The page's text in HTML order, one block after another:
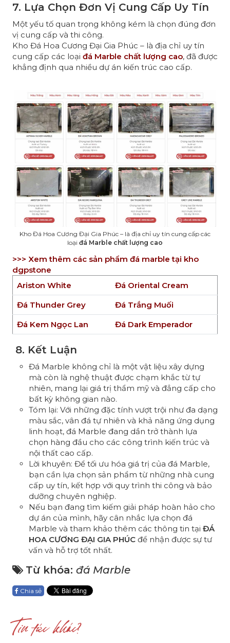
7. Lựa Chọn Đơn Vị Cung Cấp Uy Tín
Một yếu tố quan trọng không kém là chọn đúng đơn
vị cung cấp và thi công.
Kho Đá Hoa Cương Đại Gia Phúc – là địa chỉ uy tín
cung cấp các loại đá Marble chất lượng cao, đã được
khẳng định qua nhiều dự án kiến trúc cao cấp.
Kho Đá Hoa Cương Đại Gia Phúc – là địa chỉ uy tín cung cấp các
loại đá Marble chất lượng cao
>>> Xem thêm các sản phẩm đá marble tại kho
dgpstone
Ariston White
Đá Oriental Cream
Đá Thunder Grey
Đá Trắng Muối
Đá Kem Ngọc Lan
Đá Dark Emperador
8. Kết Luận
Đá Marble không chỉ là một vật liệu xây dựng
mà còn là nghệ thuật được chạm khắc từ tự
nhiên, mang lại giá trị thẩm mỹ và đẳng cấp cho
bất kỳ không gian nào.
Tóm lại: Với những đặc tính vượt trội như đa dạng
màu sắc, vân đá tự nhiên và khả năng ứng dụng
linh hoạt, đá Marble đang dần trở thành lựa
chọn hàng đầu cho các công trình kiến trúc và
nội thất cao cấp.
Lời khuyên: Để tối ưu hóa giá trị của đá Marble,
bạn cần lựa chọn sản phẩm từ những nhà cung
cấp uy tín, kết hợp với quy trình thi công và bảo
dưỡng chuyên nghiệp.
Nếu bạn đang tìm kiếm giải pháp hoàn hảo cho
dự án của mình, hãy cân nhắc lựa chọn đá
Marble và tham khảo thêm các thông tin tại ĐÁ
HOA CƯƠNG ĐẠI GIA PHÚC để nhận được sự tư
vấn và hỗ trợ tốt nhất.
Từ khóa: đá Marble
Chia sẻ
Tin tức khác?